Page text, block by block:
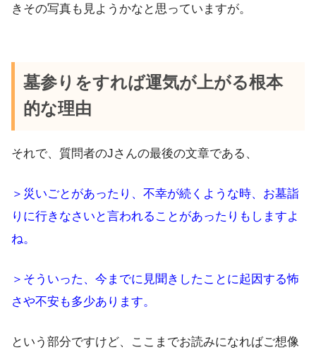
きその写真も見ようかなと思っていますが。
墓参りをすれば運気が上がる根本
的な理由
それで、質問者のJさんの最後の文章である、
＞災いごとがあったり、不幸が続くような時、お墓詣
りに行きなさいと言われることがあったりもしますよ
ね。
＞そういった、今までに見聞きしたことに起因する怖
さや不安も多少あります。
という部分ですけど、ここまでお読みになればご想像